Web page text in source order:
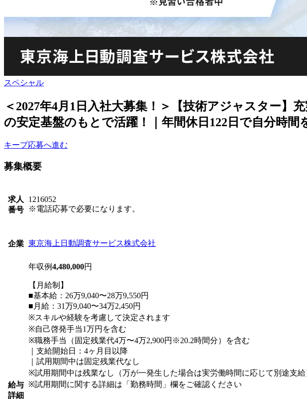
スペシャル
＜2027年4月1日入社大募集！＞【技術アジャスター
の安定基盤のもとで活躍！｜年間休日122日で自分時間
キープ応募へ進む
募集概要
求人
番号
1216052
※電話応募で必要になります。
企業 東京海上日動調査サービス株式会社
給与
詳細
年収例4,480,000円
【月給制】
■基本給：26万9,040〜28万9,550円
■月給：31万9,040〜34万2,450円
※スキルや経験を考慮して決定されます
※自己啓発手当1万円を含む
※職務手当（固定残業代4万〜4万2,900円※20.2時間分）を含む
｜支給開始日：4ヶ月目以降
｜試用期間中は固定残業代なし
※試用期間中は残業なし（万が一発生した場合は実労働時間に応じて別途支給
※試用期間に関する詳細は「勤務時間」欄をご確認ください